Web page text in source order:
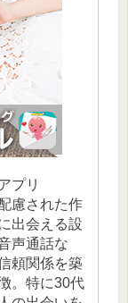
プリ
慮された作
出会える設
声通話な
頼関係を築
。特に30代